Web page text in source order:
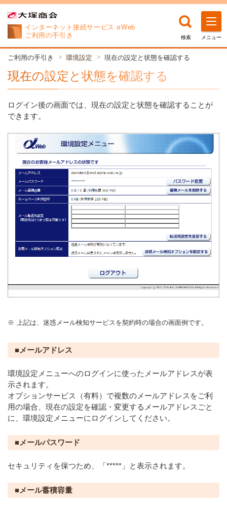
インターネット接続サービス αWeb
ご利用の手引き
検索 メニュー
ご利用の手引き 環境設定 現在の設定と状態を確認する
現在の設定と状態を確認する
ログイン後の画面では、現在の設定と状態を確認することが
できます。
※ 上記は、迷惑メール検知サービスを契約時の場合の画面例です。
■メールアドレス
環境設定メニューへのログインに使ったメールアドレスが表
示されます。
オプションサービス（有料）で複数のメールアドレスをご利
用の場合、現在の設定を確認・変更するメールアドレスごと
に、環境設定メニューにログインしてください。
■メールパスワード
セキュリティを保つため、「*****」と表示されます。
■メール蓄積容量